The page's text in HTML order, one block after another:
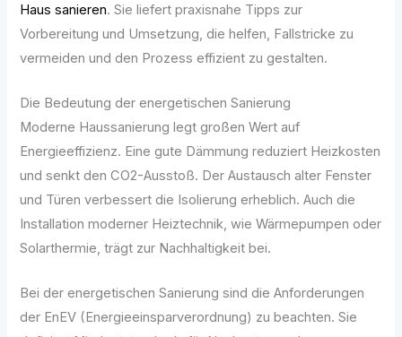
Haus sanieren. Sie liefert praxisnahe Tipps zur
Vorbereitung und Umsetzung, die helfen, Fallstricke zu
vermeiden und den Prozess effizient zu gestalten.
Die Bedeutung der energetischen Sanierung
Moderne Haussanierung legt großen Wert auf
Energieeffizienz. Eine gute Dämmung reduziert Heizkosten
und senkt den CO2-Ausstoß. Der Austausch alter Fenster
und Türen verbessert die Isolierung erheblich. Auch die
Installation moderner Heiztechnik, wie Wärmepumpen oder
Solarthermie, trägt zur Nachhaltigkeit bei.
Bei der energetischen Sanierung sind die Anforderungen
der EnEV (Energieeinsparverordnung) zu beachten. Sie